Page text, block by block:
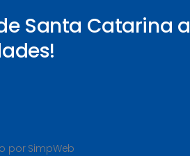
Santa Catarina a
por SimpWeb